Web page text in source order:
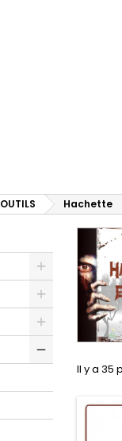
Hachette
Il y a 35